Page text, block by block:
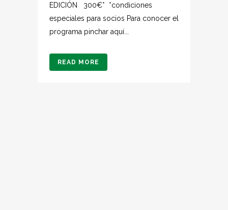
EDICIÓN 300€* *condiciones
especiales para socios Para conocer el
programa pinchar aquí...
READ MORE